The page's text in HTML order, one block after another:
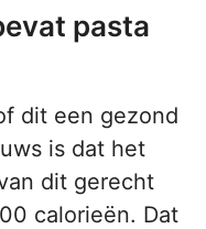
pasta
dit een gezond
is dat het
dit gerecht
calorieën. Dat